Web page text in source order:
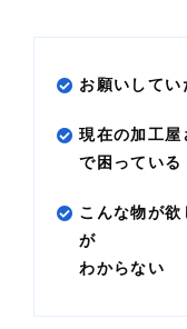
お願いして
現在の加工屋
で困っている
こんな物が
が
わからない